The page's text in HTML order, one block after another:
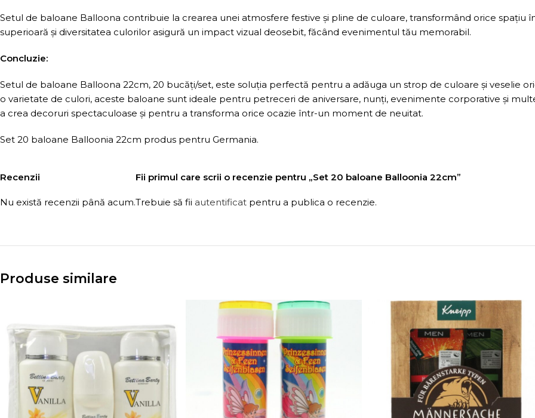
Setul de baloane Balloona contribuie la crearea unei atmosfere festive și pline de culoare, transformând orice spațiu
superioară și diversitatea culorilor asigură un impact vizual deosebit, făcând evenimentul tău memorabil.
Concluzie:
Setul de baloane Balloona 22cm, 20 bucăți/set, este soluția perfectă pentru a adăuga un strop de culoare și veselie
o varietate de culori, aceste baloane sunt ideale pentru petreceri de aniversare, nunți, evenimente corporative și
a crea decoruri spectaculoase și pentru a transforma orice ocazie într-un moment de neuitat.
Set 20 baloane Balloonia 22cm produs pentru Germania.
Recenzii
Nu există recenzii până acum.
Fii primul care scrii o recenzie pentru „Set 20 baloane Balloonia 22cm”
Trebuie să fii autentificat pentru a publica o recenzie.
Produse similare